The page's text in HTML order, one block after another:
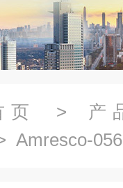
页 > 产
Amresco-